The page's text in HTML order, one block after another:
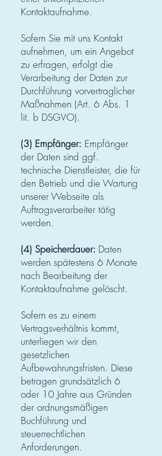
Kontaktaufnahme.
Sofern Sie mit uns Kontakt
aufnehmen, um ein Angebot
zu erfragen, erfolgt die
Verarbeitung der Daten zur
Durchführung vorvertraglicher
Maßnahmen (Art. 6 Abs. 1
lit. b DSGVO).
(3) Empfänger: Empfänger
der Daten sind ggf.
technische Dienstleister, die für
den Betrieb und die Wartung
unserer Webseite als
Auftragsverarbeiter tätig
werden.
(4) Speicherdauer: Daten
werden spätestens 6 Monate
nach Bearbeitung der
Kontaktaufnahme gelöscht.
Sofern es zu einem
Vertragsverhältnis kommt,
unterliegen wir den
gesetzlichen
Aufbewahrungsfristen. Diese
betragen grundsätzlich 6
oder 10 Jahre aus Gründen
der ordnungsmäßigen
Buchführung und
steuerrechtlichen
Anforderungen.